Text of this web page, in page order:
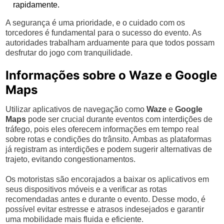
rapidamente.
A segurança é uma prioridade, e o cuidado com os
torcedores é fundamental para o sucesso do evento. As
autoridades trabalham arduamente para que todos possam
desfrutar do jogo com tranquilidade.
Informações sobre o Waze e Google
Maps
Utilizar aplicativos de navegação comoWaze eGoogle
Maps pode ser crucial durante eventos com interdições de
tráfego, pois eles oferecem informações em tempo real
sobre rotas e condições do trânsito. Ambas as plataformas
já registram as interdições e podem sugerir alternativas de
trajeto, evitando congestionamentos.
Os motoristas são encorajados a baixar os aplicativos em
seus dispositivos móveis e a verificar as rotas
recomendadas antes e durante o evento. Desse modo, é
possível evitar estresse e atrasos indesejados e garantir
uma mobilidade mais fluida e eficiente.